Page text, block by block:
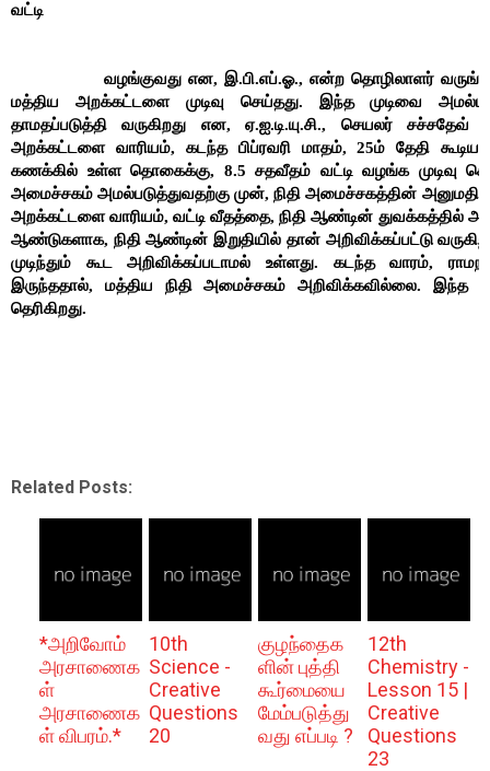
வட்டி
வழங்குவது என, இ.பி.எப்.ஓ., என்ற தொழிலாளர் வருங்கால
மத்திய அறக்கட்டளை முடிவு செய்தது. இந்த முடிவை
தாமதப்படுத்தி வருகிறது என, ஏ.ஐ.டி.யு.சி., செயலர் சச்சதேவ்
அறக்கட்டளை வாரியம், கடந்த பிப்ரவரி மாதம், 25ம் தேதி
கணக்கில் உள்ள தொகைக்கு, 8.5 சதவீதம் வட்டி வழங்க முடிவு
அமைச்சகம் அமல்படுத்துவதற்கு முன், நிதி அமைச்சகத்தின் அனுமதி
அறக்கட்டளை வாரியம், வட்டி வீதத்தை, நிதி ஆண்டின் துவக்கத்தில்
ஆண்டுகளாக, நிதி ஆண்டின் இறுதியில் தான் அறிவிக்கப்பட்டு
முடிந்தும் கூட அறிவிக்கப்படாமல் உள்ளது. கடந்த வாரம்,
இருந்ததால், மத்திய நிதி அமைச்சகம் அறிவிக்கவில்லை. இந்த
தெரிகிறது.
Related Posts:
*அறிவோம்
அரசாணைக
ள்
அரசாணைக
ள் விபரம்.*
10th
Science -
Creative
Questions
20
குழந்தைக
ளின் புத்தி
கூர்மையை
மேம்படுத்து
வது எப்படி ?
12th
Chemistry -
Lesson 15 |
Creative
Questions
23